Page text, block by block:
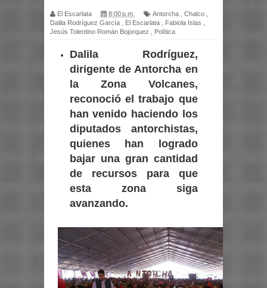
El Escarlata 8:00 p.m. Antorcha Chalco
Dalila Rodríguez García
El Escarlata Fabiola Islas
Jesús Tolentino Román Bojorquez
Política
Dalila Rodríguez,
dirigente de Antorcha en
la Zona Volcanes,
reconoció el trabajo que
han venido haciendo los
diputados antorchistas,
quienes han logrado
bajar una gran cantidad
de recursos para que
esta zona siga
avanzando.